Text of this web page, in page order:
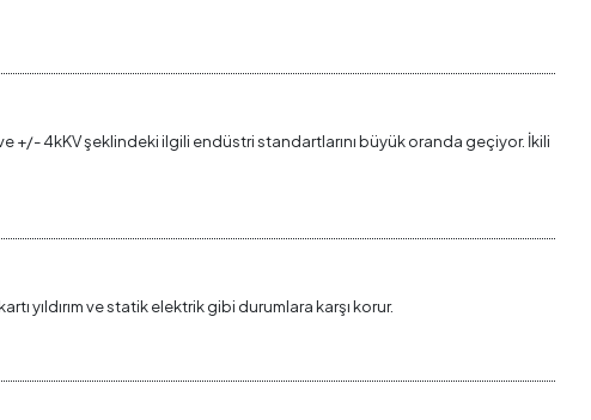
+/- 4kKV şeklindeki ilgili endüstri standartlarını büyük oranda geçiyor. İkili
yıldırım ve statik elektrik gibi durumlara karşı korur.